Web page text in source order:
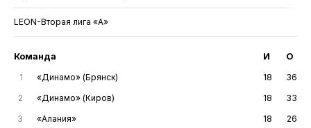
LEON-Вторая лига «А»
Команда И О
1 «Динамо» (Брянск) 18
36
2
«Динамо» (Киров) 18
33
3
«Алания» 18
26